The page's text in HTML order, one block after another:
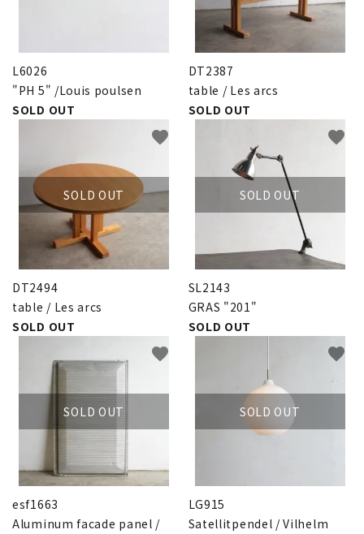
ACCOUNT MENU
ようこそ ゲスト 様
meeting_room person
L6026
"PH 5" /Louis poulsen
SOLD OUT
DT2387
table / Les arcs
SOLD OUT
SOLD OUT
DT2494
table / Les arcs
SOLD OUT
favorite
SOLD OUT
SL2143
GRAS "201"
SOLD OUT
favorite
SOLD OUT
esf1663
Aluminum facade panel /
favorite
SOLD OUT
LG915
Satellitpendel / Vilhelm
favorite